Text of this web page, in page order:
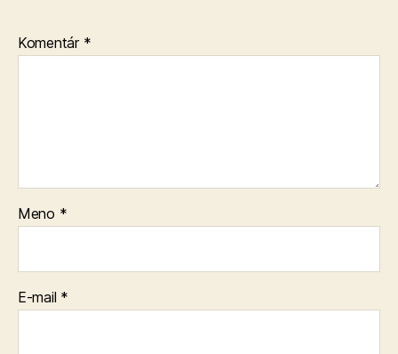
Komentár *
Meno *
E-mail *